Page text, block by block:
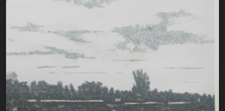
Giampiero Casagrande editore
Biblioteca letteraria Nord-Sud